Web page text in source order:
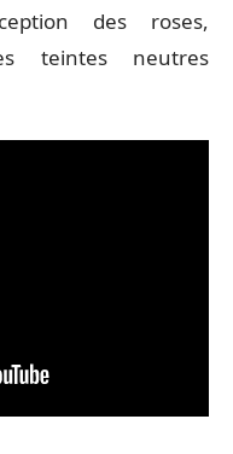
des roses,
teintes neutres